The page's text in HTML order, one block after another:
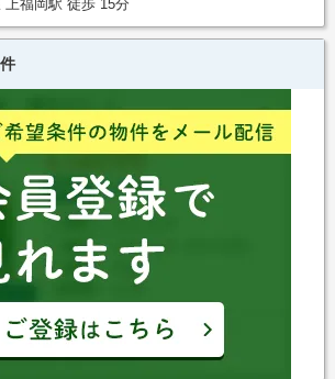
上福岡駅 徒歩 15分